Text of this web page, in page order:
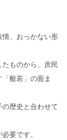
、おっかない形
ものから、庶民
般若」の面ま
歴史と合わせて
要です。